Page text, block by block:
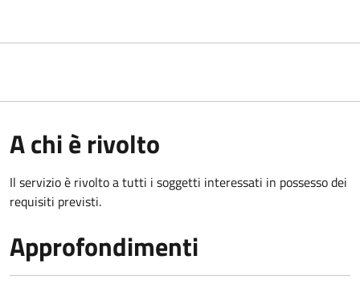
A chi è rivolto
Il servizio è rivolto a tutti i soggetti interessati in possesso dei
requisiti previsti.
Approfondimenti